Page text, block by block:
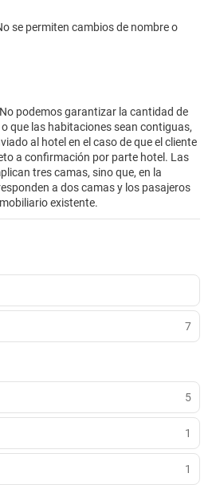
se permiten cambios de nombre o
podemos garantizar la cantidad de
que las habitaciones sean contiguas,
al hotel en el caso de que el cliente
a confirmación por parte hotel. Las
tres camas, sino que, en la
a dos camas y los pasajeros
existente.
7
5
1
1